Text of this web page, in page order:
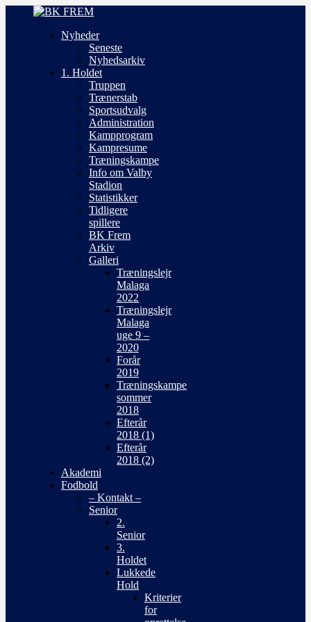
Nyheder
Seneste
Nyhedsarkiv
1. Holdet
Truppen
Trænerstab
Sportsudvalg
Administration
Kampprogram
Kampresume
Træningskampe
Info om Valby
Stadion
Statistikker
Tidligere
spillere
BK Frem
Arkiv
Galleri
Træningslejr
Malaga
2022
Træningslejr
Malaga
uge 9 –
2020
Forår
2019
Træningskampe
sommer
2018
Efterår
2018 (1)
Efterår
2018 (2)
Akademi
Fodbold
– Kontakt –
Senior
2.
Senior
3.
Holdet
Lukkede
Hold
Kriterier
for